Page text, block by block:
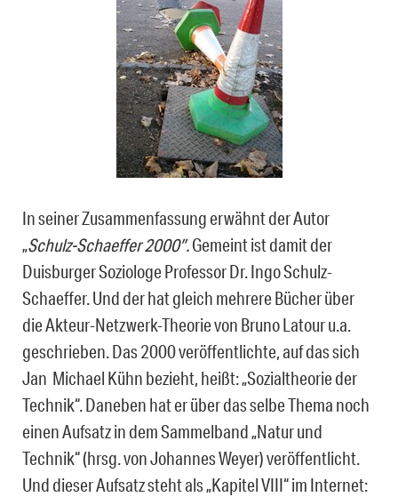
In seiner Zusammenfassung erwähnt der Autor
„Schulz-Schaeffer 2000″.Gemeint ist damit der
Duisburger Soziologe Professor Dr. Ingo Schulz-
Schaeffer. Und der hat gleich mehrere Bücher über
die Akteur-Netzwerk-Theorie von Bruno Latour u.a.
geschrieben. Das 2000 veröffentlichte, auf das sich
Jan ­ Michael Kühn bezieht, heißt: „Sozialtheorie der
Technik“. Daneben hat er über das selbe Thema noch
einen Aufsatz in dem Sammelband „Natur und
Technik“ (hrsg. von Johannes Weyer) veröffentlicht.
Und dieser Aufsatz steht als „Kapitel VIII“ im Internet: